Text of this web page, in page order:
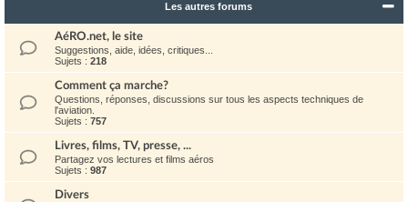
Les autres forums
AéRO.net, le site
Suggestions, aide, idées, critiques...
Sujets : 218
Comment ça marche?
Questions, réponses, discussions sur tous les aspects techniques de
l'aviation.
Sujets : 757
Livres, films, TV, presse, ...
Partagez vos lectures et films aéros
Sujets : 987
Divers